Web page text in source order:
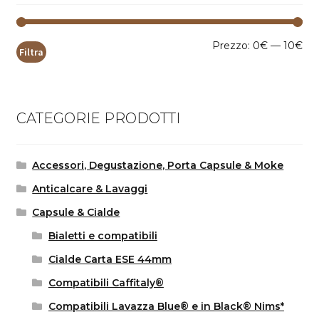
Filtra Prezzo: 0€ —10€
CATEGORIE PRODOTTI
Accessori, Degustazione, Porta Capsule & Moke
Anticalcare & Lavaggi
Capsule & Cialde
Bialetti e compatibili
Cialde Carta ESE 44mm
Compatibili Caffitaly®
Compatibili Lavazza Blue® e in Black® Nims*